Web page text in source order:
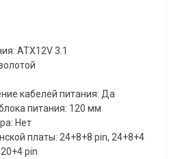
ATX12V 3.1
кабелей питания: Да
питания: 120 мм
Нет
платы: 24+8+8 pin, 24+8+4
pin